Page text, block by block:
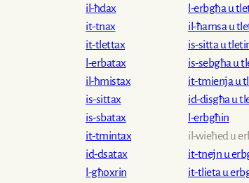
il-ħdax
it-tnax
it-tlettax
l-erbatax
il-ħmistax
is-sittax
is-sbatax
it-tmintax
id-dsatax
l-għoxrin
l-erbgħa u
il-ħamsa u
is-sitta u
is-sebgħa u
it-tmienja u
id-disgħa u
l-erbgħin
il-wieħed u
it-tnejn u
it-tlieta u